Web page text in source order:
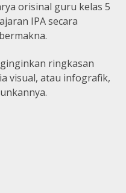
orisinal guru kelas 5
IPA secara
ringkasan
visual, atau infografik,